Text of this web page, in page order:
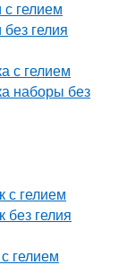
гелием
гелия
с гелием
наборы без
с гелием
гелия
гелием